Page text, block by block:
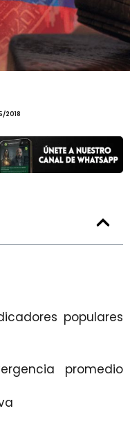
2018
populares
promedio